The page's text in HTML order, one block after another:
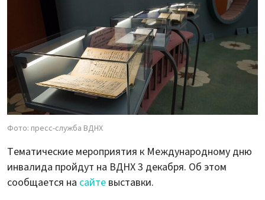
Фото: пресс-служба ВДНХ
Тематические мероприятия к Международному дню
инвалида пройдут на ВДНХ 3 декабря. Об этом
сообщается на сайте выставки.